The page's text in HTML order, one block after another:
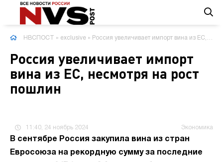
НВСПОСТ » exclusive » Россия увеличивает импорт вина из ЕС, несмотря на рост пошлин
Россия увеличивает импорт
вина из ЕС, несмотря на рост
пошлин
11:40, 24 ноябрь 2024 Экономика
В сентябре Россия закупила вина из стран
Евросоюза на рекордную сумму за последние